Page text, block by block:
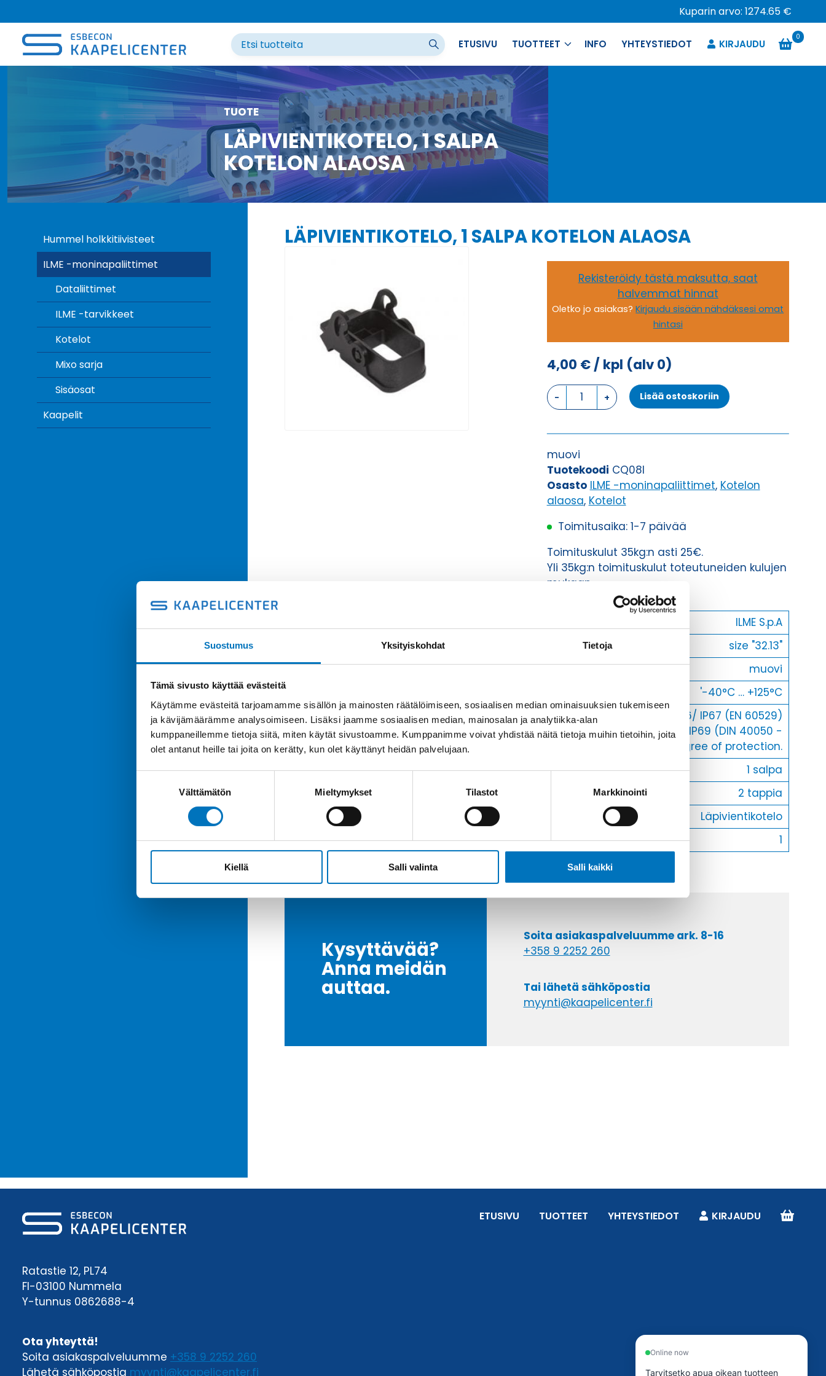
Suostumus Yksityiskohdat Tietoja
Tämä sivusto käyttää evästeitä
Käytämme evästeitä tarjoamamme sisällön ja mainosten räätälöimiseen, sosiaalisen median ominaisuuksien tukemiseen
ja kävijämäärämme analysoimiseen. Lisäksi jaamme sosiaalisen median, mainosalan ja analytiikka-alan
kumppaneillemme tietoja siitä, miten käytät sivustoamme. Kumppanimme voivat yhdistää näitä tietoja muihin tietoihin, joita
olet antanut heille tai joita on kerätty, kun olet käyttänyt heidän palvelujaan.
Välttämätön Mieltymykset Tilastot Markkinointi
Kiellä Salli valinta Salli kaikki
sisältöön
Kuparin arvo: 1274.65 €
ETUSIVU TUOTTEET INFO YHTEYSTIEDOT KIRJAUDU
0
TUOTE
LÄPIVIENTIKOTELO, 1 SALPA
KOTELON ALAOSA
Hummel holkkitiivisteet
ILME -moninapaliittimet
Dataliittimet
ILME -tarvikkeet
Kotelot
Mixo sarja
Sisäosat
Kaapelit
LÄPIVIENTIKOTELO, 1 SALPA KOTELON ALAOSA
Rekisteröidy tästä maksutta, saat
halvemmat hinnat
Oletko jo asiakas?Kirjaudu sisään nähdäksesi omat
hintasi
4,00 €/ kpl (alv 0)
LÄPIVIENTIKOTELO,
1
KOTELON
ALAOSA
määrä
Lisää ostoskoriin
muovi
Tuotekoodi CQ08I
Osasto ILME -moninapaliittimet, Kotelon
alaosa, Kotelot
Toimitusaika: 1-7 päivää
Toimituskulut 35kg:n asti 25€.
Yli 35kg:n toimituskulut toteutuneiden kulujen
mukaan.
ILME S.p.A
size "32.13"
Materiaali
muovi
'-40°C … +125°C
IP-luokka
IP66/ IP67 (EN 60529)
and IP69 (DIN 40050 -
9) degree of protection.
Lukitus
1 salpa
Vastakohta L
2 tappia
Kotelotyyppi
Läpivientikotelo
Myyntierä
1
Kysyttävää?
Anna meidän
auttaa.
Soita asiakaspalveluumme ark. 8-16
+358 9 2252 260
Tai lähetä sähköpostia
myynti@kaapelicenter.fi
Ratastie 12, PL74
FI-03100 Nummela
Y-tunnus 0862688-4
Ota yhteyttä!
Soita asiakaspalveluumme +358 9 2252 260
Lähetä sähköpostia myynti@kaapelicenter.fi
ETUSIVU TUOTTEET YHTEYSTIEDOT KIRJAUDU
Online now
Tarvitsetko apua oikean tuotteen